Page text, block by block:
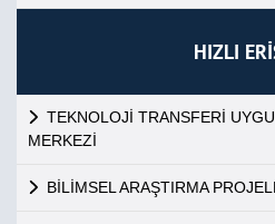
HIZLI
TEKNOLOJİ TRANSFERİ
MERKEZİ
BİLİMSEL ARAŞTIRMA